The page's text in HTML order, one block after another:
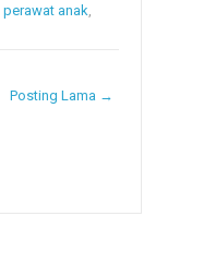
perawat anak,
Posting Lama →